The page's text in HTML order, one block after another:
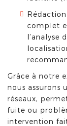
complet
l’analyse
Grâce à notre
nous assurons
réseaux,
fuite ou
intervention